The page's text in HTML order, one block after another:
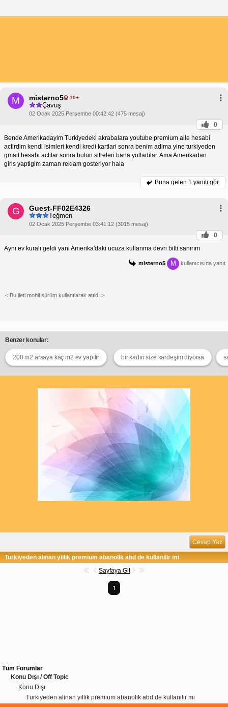
M misterno5 10+
Çavuş
02 Ocak 2025 Perşembe 00:42:42 (475 mesaj)
0
Bende Amerikadayim Turkiyedeki akrabalara youtube premium aile hesabi
actirdim kendi isimleri kendi kredi kartlari sonra benim adima yine turkiyeden
gmail hesabi actilar sonra butun sifreleri bana yolladilar. Ama Amerikadan
giris yaptigim zaman reklam gosteriyor hala
Buna gelen 1 yanıtı gör.
G Guest-FF02E4326
Teğmen
02 Ocak 2025 Perşembe 03:41:12 (3015 mesaj)
0
Aynı ev kuralı geldi yani Amerika'daki ucuza kullanma devri bitti sanırım
misterno5 M kullanıcısına yanıt
< Bu ileti mobil sürüm kullanılarak atıldı >
Benzer konular:
200 m2 arsaya kaç m2 ev yapılır bir kadın size kardeşim diyorsa
Cevap Yaz
Turkiyeden alinan yillik premium abanolik abd de kullanilir mi
Sayfaya Git
1
Tüm Forumlar
Konu Dışı / Off Topic
Konu Dışı
Turkiyeden alinan yillik premium abanolik abd de kullanilir mi